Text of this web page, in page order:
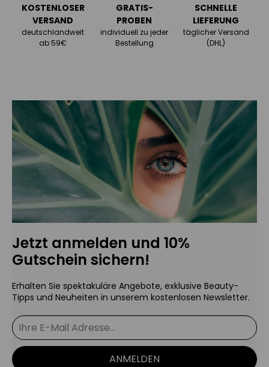
KOSTENLOSER
VERSAND
deutschlandweit
ab 59€
GRATIS-
PROBEN
individuell zu jeder
Bestellung
SCHNELLE
LIEFERUNG
täglicher Versand
(DHL)
Jetzt anmelden und 10%
Gutschein sichern!
Erhalten Sie spektakuläre Angebote, exklusive Beauty-
Tipps und Neuheiten in unserem kostenlosen Newsletter.
ANMELDEN